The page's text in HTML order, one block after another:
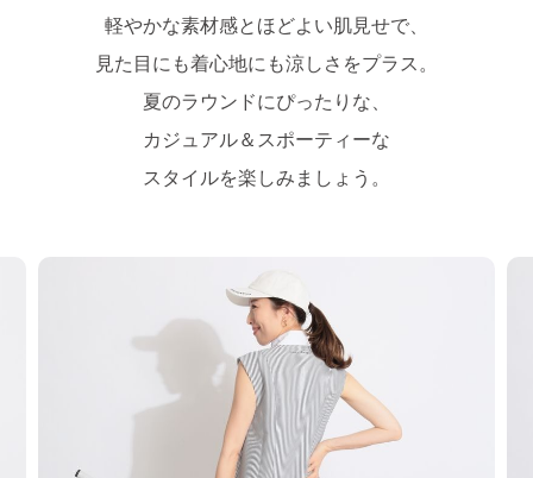
軽やかな素材感とほどよい肌見せで、
見た目にも着心地にも涼しさをプラス。
夏のラウンドにぴったりな、
カジュアル＆スポーティーな
スタイルを楽しみましょう。